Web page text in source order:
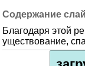
Благодаря этой
уществование,